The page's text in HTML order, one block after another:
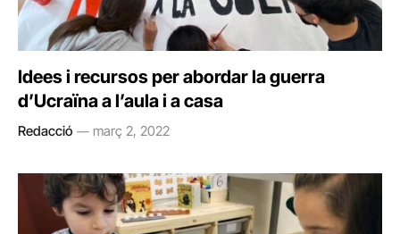
Idees i recursos per abordar la guerra
d’Ucraïna a l’aula i a casa
Redacció març 2, 2022